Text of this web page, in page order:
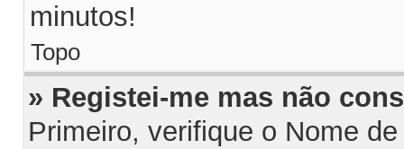
minutos!
Topo
» Registei-me mas não
Primeiro, verifique o Nome